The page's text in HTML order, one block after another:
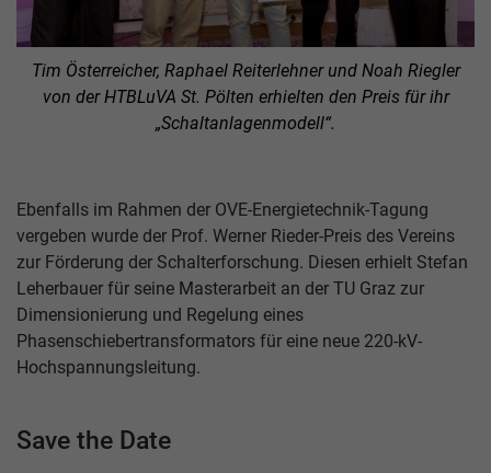
Tim Österreicher, Raphael Reiterlehner und Noah Riegler
von der HTBLuVA St. Pölten erhielten den Preis für ihr
„Schaltanlagenmodell“.
Ebenfalls im Rahmen der OVE-Energietechnik-Tagung
vergeben wurde der Prof. Werner Rieder-Preis des Vereins
zur Förderung der Schalterforschung. Diesen erhielt Stefan
Leherbauer für seine Masterarbeit an der TU Graz zur
Dimensionierung und Regelung eines
Phasenschiebertransformators für eine neue 220-kV-
Hochspannungsleitung.
Save the Date